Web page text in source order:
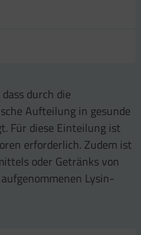
durch die
Aufteilung in gesunde
Für diese Einteilung ist
erforderlich. Zudem ist
oder Getränks von
Lysin-